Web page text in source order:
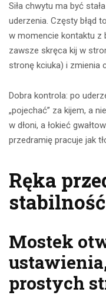
Siła chwytu ma być
uderzenia. Częsty błąd
w momencie kontaktu z
zawsze skręca kij w
stronę kciuka) i zmienia
Dobra kontrola: po
„pojechać” za kijem, a
w dłoni, a łokieć
przedramię pracuje jak
Ręka
Mostek
prostych